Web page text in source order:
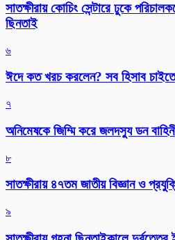
সাতক্ষীরায় কোচিং সেন্টারে ঢুকে
ছিনতাই
৬
ঈদে কত খরচ করলেন? সব হিসাব
৭
অনিমেষকে জিম্মি করে জলদস্যু ডন
৮
সাতক্ষীরায় ৪৭তম জাতীয় বিজ্ঞান ও
৯